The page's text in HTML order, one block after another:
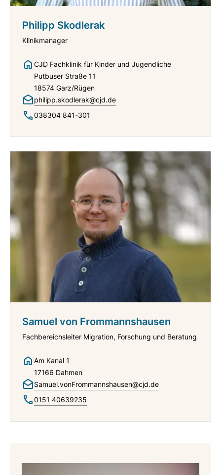
Philipp Skodlerak
Klinikmanager
CJD Fachklinik für Kinder und Jugendliche
Putbuser Straße 11
18574 Garz/Rügen
philipp.skodlerak@cjd.de
038304 841-301
Samuel von Frommannshausen
Fachbereichsleiter Migration, Forschung und Beratung
Am Kanal 1
17166 Dahmen
Samuel.vonFrommannshausen@cjd.de
0151 40639235